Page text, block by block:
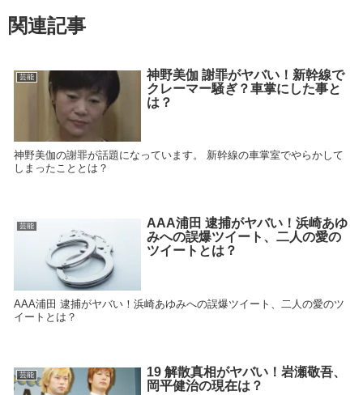
関連記事
芸能
神野美伽 謝罪がヤバい！新幹線で
クレーマー騒ぎ？車掌にした事と
は？
神野美伽の謝罪が話題になっています。 新幹線の車掌室でやらかして
しまったこととは？
芸能
AAA浦田 逮捕がヤバい！浜崎あゆ
みへの誤爆ツイート、二人の愛の
ツイートとは？
AAA浦田 逮捕がヤバい！浜崎あゆみへの誤爆ツイート、二人の愛のツ
イートとは？
芸能
19 解散真相がヤバい！岩瀬敬吾、
岡平健治の現在は？